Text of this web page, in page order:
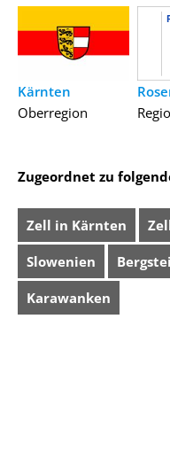
Kärnten
Oberregion
Zugeordnet zu
Zell in Kärnten
Slowenien
Karawanken